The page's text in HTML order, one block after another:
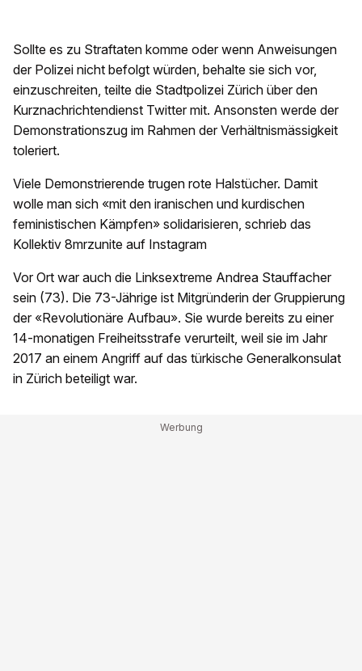
Sollte es zu Straftaten komme oder wenn Anweisungen
der Polizei nicht befolgt würden, behalte sie sich vor,
einzuschreiten, teilte die Stadtpolizei Zürich über den
Kurznachrichtendienst Twitter mit. Ansonsten werde der
Demonstrationszug im Rahmen der Verhältnismässigkeit
toleriert.
Viele Demonstrierende trugen rote Halstücher. Damit
wolle man sich «mit den iranischen und kurdischen
feministischen Kämpfen» solidarisieren, schrieb das
Kollektiv 8mrzunite auf Instagram
Vor Ort war auch die Linksextreme Andrea Stauffacher
sein (73). Die 73-Jährige ist Mitgründerin der Gruppierung
der «Revolutionäre Aufbau». Sie wurde bereits zu einer
14-monatigen Freiheitsstrafe verurteilt, weil sie im Jahr
2017 an einem Angriff auf das türkische Generalkonsulat
in Zürich beteiligt war.